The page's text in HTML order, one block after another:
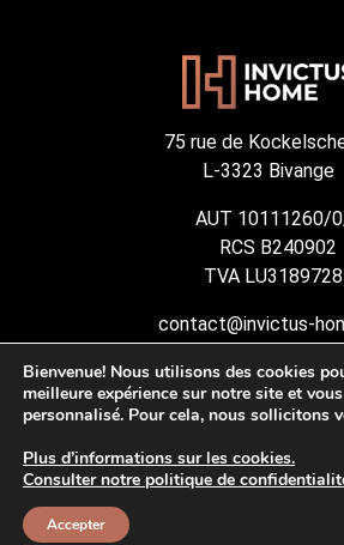
75 rue de
L-3323 Bivange
AUT 10111260/
RCS B240902
TVA
contact@invictus-
(+352) 621 494
© Invictus Home. All Rights
Bienvenue! Nous utilisons des cookies
meilleure expérience sur notre site et
personnalisé. Pour cela, nous sollicitons
Plus d’informations sur les cookies.
Consulter notre politique de
Accepter